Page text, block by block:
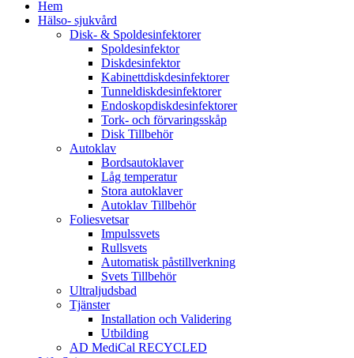
Hem
Hälso- sjukvård
Disk- & Spoldesinfektorer
Spoldesinfektor
Diskdesinfektor
Kabinettdiskdesinfektorer
Tunneldiskdesinfektorer
Endoskopdiskdesinfektorer
Tork- och förvaringsskåp
Disk Tillbehör
Autoklav
Bordsautoklaver
Låg temperatur
Stora autoklaver
Autoklav Tillbehör
Foliesvetsar
Impulssvets
Rullsvets
Automatisk påstillverkning
Svets Tillbehör
Ultraljudsbad
Tjänster
Installation och Validering
Utbilding
AD MediCal RECYCLED